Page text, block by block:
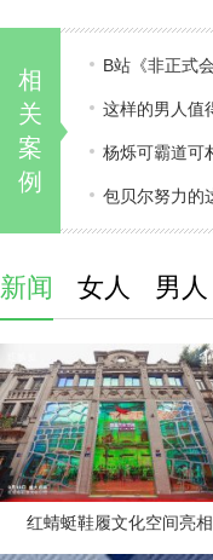
相
关
案
例
这样的男人值
包贝尔努力的
新闻 女人 男人
红蜻蜓鞋履文化空间亮相